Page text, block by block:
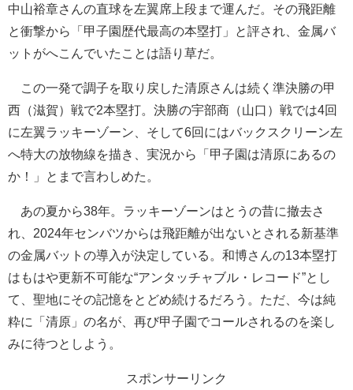
中山裕章さんの直球を左翼席上段まで運んだ。その飛距離
と衝撃から「甲子園歴代最高の本塁打」と評され、金属バ
ットがへこんでいたことは語り草だ。
この一発で調子を取り戻した清原さんは続く準決勝の甲
西（滋賀）戦で2本塁打。決勝の宇部商（山口）戦では4回
に左翼ラッキーゾーン、そして6回にはバックスクリーン左
へ特大の放物線を描き、実況から「甲子園は清原にあるの
か！」とまで言わしめた。
あの夏から38年。ラッキーゾーンはとうの昔に撤去さ
れ、2024年センバツからは飛距離が出ないとされる新基準
の金属バットの導入が決定している。和博さんの13本塁打
はもはや更新不可能な“アンタッチャブル・レコード”とし
て、聖地にその記憶をとどめ続けるだろう。ただ、今は純
粋に「清原」の名が、再び甲子園でコールされるのを楽し
みに待つとしよう。
スポンサーリンク